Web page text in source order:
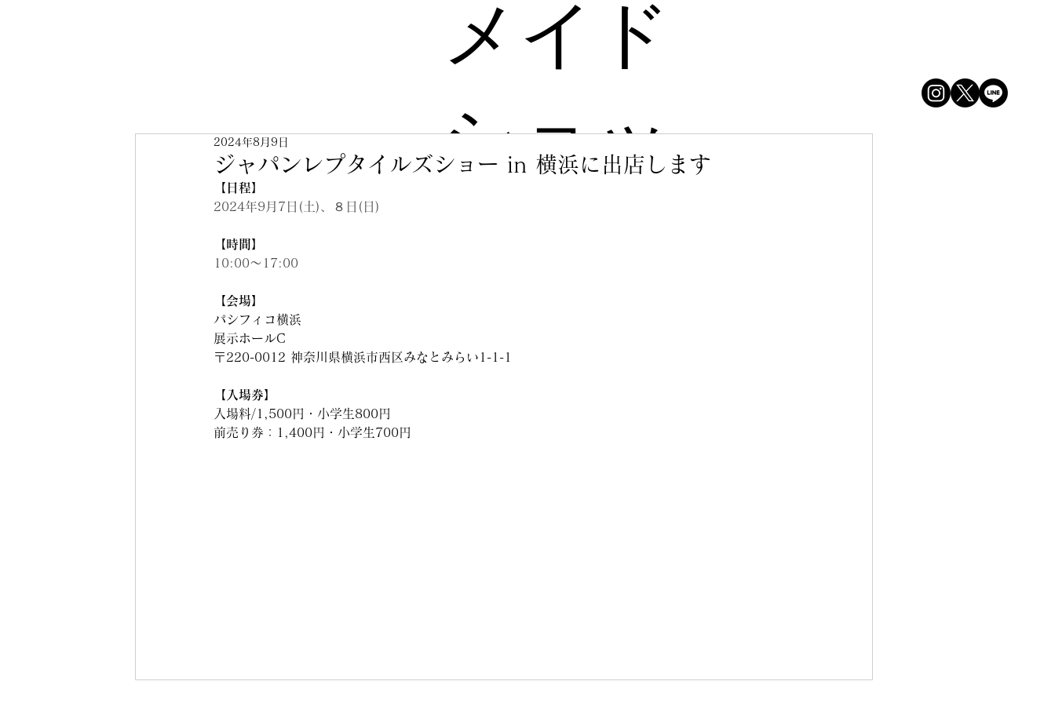
メイド
ショッ
ジャパンレプタイルズショー in 横浜に出店します
2024年8月9日
【日程】
2024年9月7日(土)、８日(日)
【時間】
10:00～17:00
【会場】
パシフィコ横浜
展示ホールC
〒220-0012 神奈川県横浜市西区みなとみらい1-1-1
【入場券】
入場料/1,500円・小学生800円
前売り券：1,400円・小学生700円